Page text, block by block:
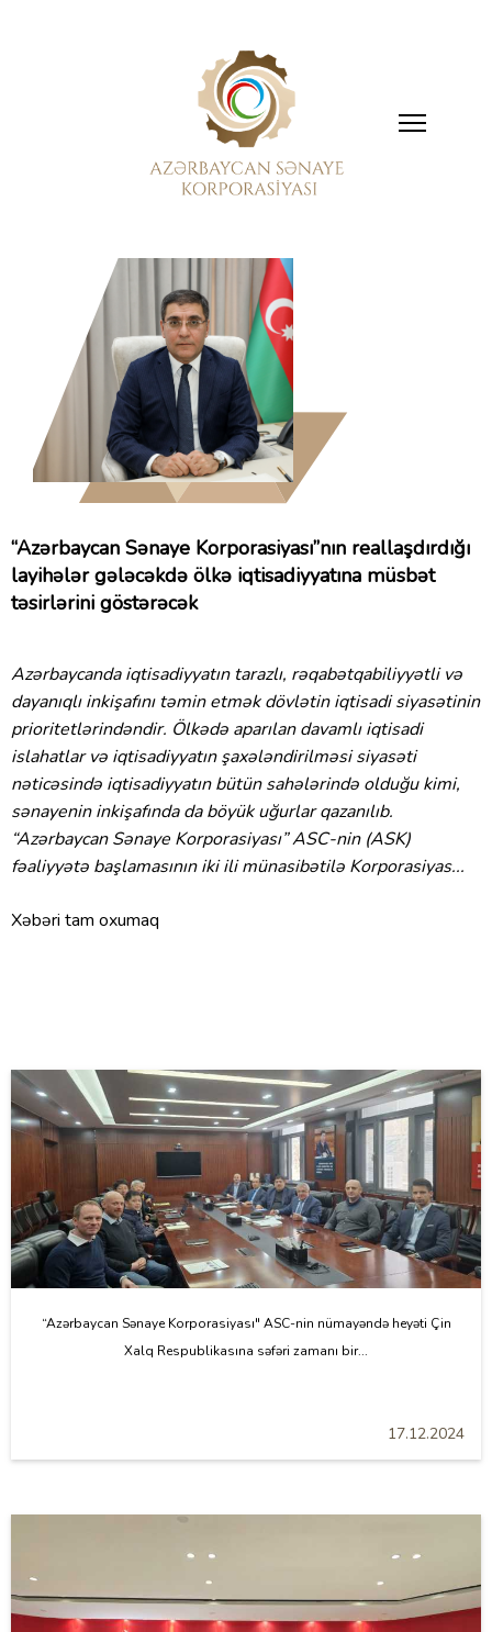
“Azərbaycan Sənaye Korporasiyası”nın reallaşdırdığı
layihələr gələcəkdə ölkə iqtisadiyyatına müsbət
təsirlərini göstərəcək
Azərbaycanda iqtisadiyyatın tarazlı, rəqabətqabiliyyətli və
dayanıqlı inkişafını təmin etmək dövlətin iqtisadi siyasətinin
prioritetlərindəndir. Ölkədə aparılan davamlı iqtisadi
islahatlar və iqtisadiyyatın şaxələndirilməsi siyasəti
nəticəsində iqtisadiyyatın bütün sahələrində olduğu kimi,
sənayenin inkişafında da böyük uğurlar qazanılıb.
“Azərbaycan Sənaye Korporasiyası” ASC-nin (ASK)
fəaliyyətə başlamasının iki ili münasibətilə Korporasiyas...
Xəbəri tam oxumaq
“Azərbaycan Sənaye Korporasiyası" ASC-nin nümayəndə heyəti Çin
Xalq Respublikasına səfəri zamanı bir...
17.12.2024